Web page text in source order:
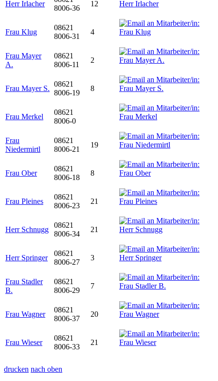
Herr Irlacher
8006-36
12
Frau Klug
08621
8006-31
4
Frau Mayer
A.
08621
8006-11
2
Frau Mayer S.
08621
8006-19
8
Frau Merkel
08621
8006-0
Frau
Niedermirtl
08621
8006-21
19
Frau Ober
08621
8006-18
8
Frau Pleines
08621
8006-23
21
Herr Schnugg
08621
8006-34
21
Herr Springer
08621
8006-27
3
Frau Stadler
B.
08621
8006-29
7
Frau Wagner
08621
8006-37
20
Frau Wieser
08621
8006-33
21
drucken nach oben